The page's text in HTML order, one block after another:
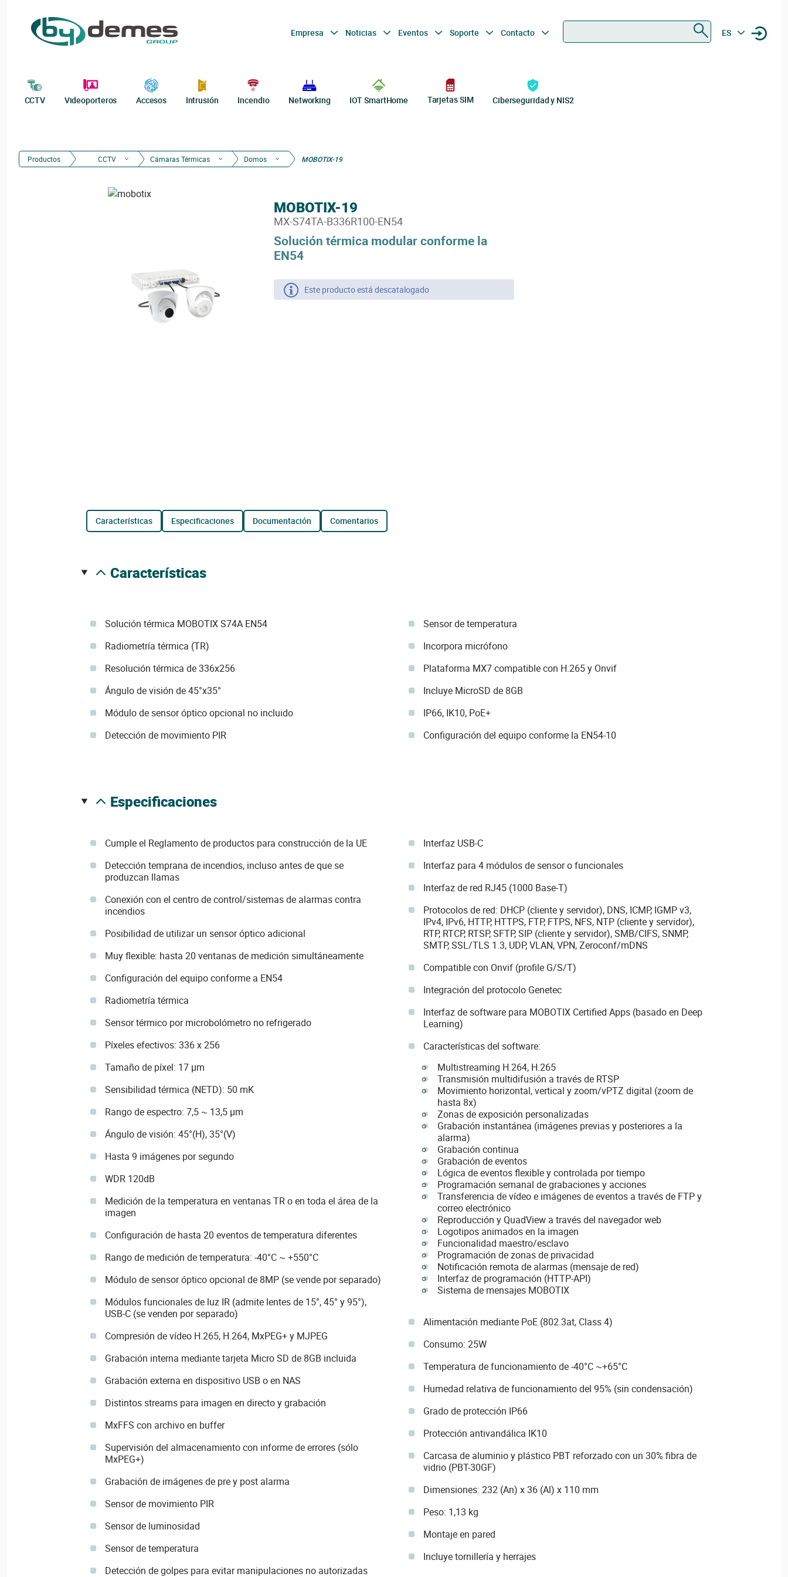
Empresa Noticias Eventos Soporte Contacto ES
CCTV Videoporteros Accesos Intrusión Incendio Networking IOT SmartHome Tarjetas SIM Ciberseguridad y NIS2
Productos CCTV Cámaras Térmicas Domos MOBOTIX-19
Solución térmica modular conforme la
EN54
MOBOTIX-19
MX-S74TA-B336R100-EN54
Este producto está descatalogado
características especificaciones documentación comentarios
características
Solución térmica MOBOTIX S74A EN54
Radiometría térmica (TR)
Resolución térmica de 336x256
Ángulo de visión de 45°x35°
Módulo de sensor óptico opcional no incluido
Detección de movimiento PIR
Sensor de temperatura
Incorpora micrófono
Plataforma MX7 compatible con H.265 y Onvif
Incluye MicroSD de 8GB
IP66, IK10, PoE+
Configuración del equipo conforme la EN54-10
especificaciones
Cumple el Reglamento de productos para construcción de la UE
Detección temprana de incendios, incluso antes de que se
produzcan llamas
Conexión con el centro de control/sistemas de alarmas contra
incendios
Posibilidad de utilizar un sensor óptico adicional
Muy flexible: hasta 20 ventanas de medición simultáneamente
Configuración del equipo conforme a EN54
Radiometría térmica
Sensor térmico por microbolómetro no refrigerado
Píxeles efectivos: 336 x 256
Tamaño de píxel: 17 µm
Sensibilidad térmica (NETD): 50 mK
Rango de espectro: 7,5 ~ 13,5 µm
Ángulo de visión: 45°(H), 35°(V)
Hasta 9 imágenes por segundo
WDR 120dB
Medición de la temperatura en ventanas TR o en toda el área de la
imagen
Configuración de hasta 20 eventos de temperatura diferentes
Rango de medición de temperatura: -40°C ~ +550°C
Módulo de sensor óptico opcional de 8MP (se vende por separado)
Módulos funcionales de luz IR (admite lentes de 15°, 45° y 95°),
USB-C (se venden por separado)
Compresión de vídeo H.265, H.264, MxPEG+ y MJPEG
Grabación interna mediante tarjeta Micro SD de 8GB incluida
Grabación externa en dispositivo USB o en NAS
Distintos streams para imagen en directo y grabación
MxFFS con archivo en buffer
Supervisión del almacenamiento con informe de errores (sólo
MxPEG+)
Grabación de imágenes de pre y post alarma
Sensor de movimiento PIR
Sensor de luminosidad
Sensor de temperatura
Detección de golpes para evitar manipulaciones no autorizadas
Interfaz USB-C
Interfaz para 4 módulos de sensor o funcionales
Interfaz de red RJ45 (1000 Base-T)
Protocolos de red: DHCP (cliente y servidor), DNS, ICMP, IGMP v3,
IPv4, IPv6, HTTP, HTTPS, FTP, FTPS, NFS, NTP (cliente y servidor),
RTP, RTCP, RTSP, SFTP, SIP (cliente y servidor), SMB/CIFS, SNMP,
SMTP, SSL/TLS 1.3, UDP, VLAN, VPN, Zeroconf/mDNS
Compatible con Onvif (profile G/S/T)
Integración del protocolo Genetec
Interfaz de software para MOBOTIX Certified Apps (basado en Deep
Learning)
Características del software:
Multistreaming H.264, H.265
Transmisión multidifusión a través de RTSP
Movimiento horizontal, vertical y zoom/vPTZ digital (zoom de
hasta 8x)
Zonas de exposición personalizadas
Grabación instantánea (imágenes previas y posteriores a la
alarma)
Grabación continua
Grabación de eventos
Lógica de eventos flexible y controlada por tiempo
Programación semanal de grabaciones y acciones
Transferencia de vídeo e imágenes de eventos a través de FTP y
correo electrónico
Reproducción y QuadView a través del navegador web
Logotipos animados en la imagen
Funcionalidad maestro/esclavo
Programación de zonas de privacidad
Notificación remota de alarmas (mensaje de red)
Interfaz de programación (HTTP-API)
Sistema de mensajes MOBOTIX
Alimentación mediante PoE (802.3at, Class 4)
Consumo: 25W
Temperatura de funcionamiento de -40°C ~+65°C
Humedad relativa de funcionamiento del 95% (sin condensación)
Grado de protección IP66
Protección antivandálica IK10
Carcasa de aluminio y plástico PBT reforzado con un 30% fibra de
vidrio (PBT-30GF)
Dimensiones: 232 (An) x 36 (Al) x 110 mm
Peso: 1,13 kg
Montaje en pared
Incluye tornillería y herrajes